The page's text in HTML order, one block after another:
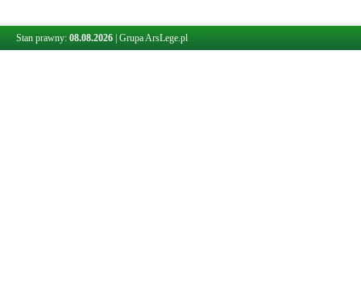
Stan prawny: 08.08.2026 Grupa ArsLege.pl